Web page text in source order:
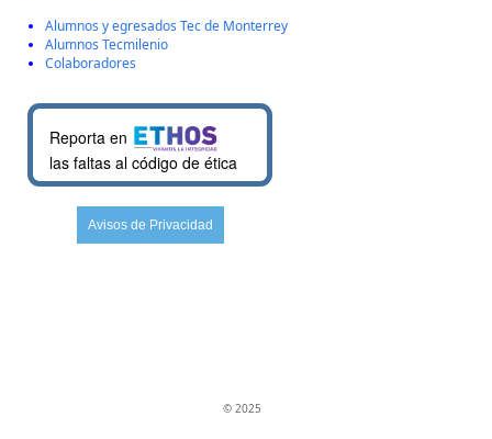
Alumnos y egresados Tec de Monterrey
Alumnos Tecmilenio
Colaboradores
Reporta en
las faltas al código de ética
Avisos de Privacidad
© 2025